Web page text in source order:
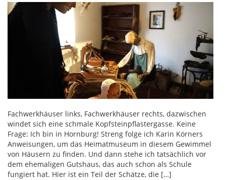
Fachwerkhäuser links, Fachwerkhäuser rechts, dazwischen
windet sich eine schmale Kopfsteinpflastergasse. Keine
Frage: Ich bin in Hornburg! Streng folge ich Karin Körners
Anweisungen, um das Heimatmuseum in diesem Gewimmel
von Häusern zu finden. Und dann stehe ich tatsächlich vor
dem ehemaligen Gutshaus, das auch schon als Schule
fungiert hat. Hier ist ein Teil der Schätze, die […]